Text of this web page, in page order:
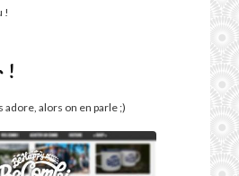
!
!
adore, alors on en parle ;)